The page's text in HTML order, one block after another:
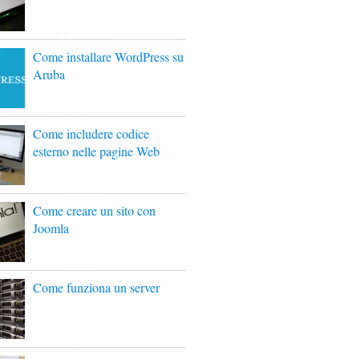
Come installare WordPress su
Aruba
Come includere codice
esterno nelle pagine Web
Come creare un sito con
Joomla
Come funziona un server